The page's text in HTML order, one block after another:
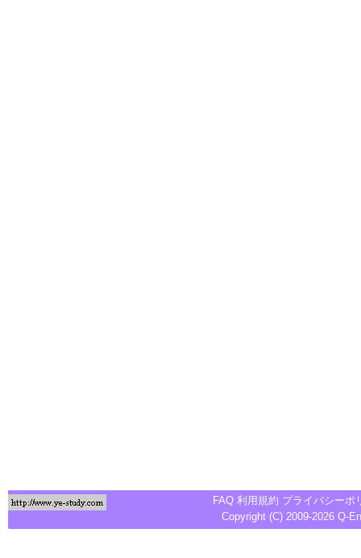
FAQ 利用規約 プライバシーポ
Copyright (C) 2009-2026 Q-